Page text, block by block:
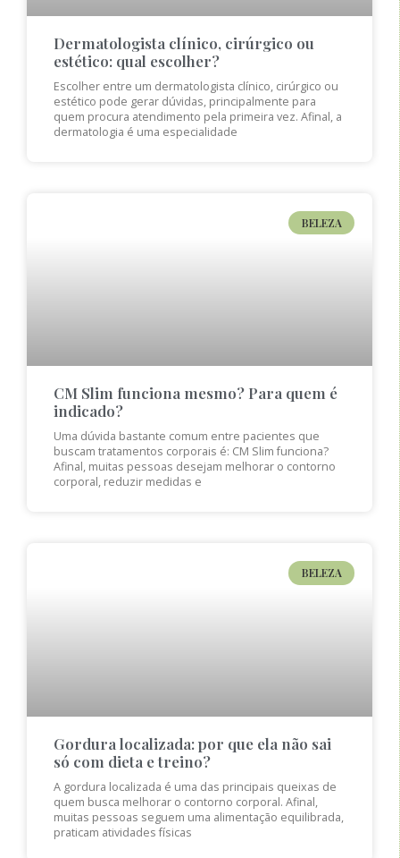
Dermatologista clínico, cirúrgico ou
estético: qual escolher?
Escolher entre um dermatologista clínico, cirúrgico ou
estético pode gerar dúvidas, principalmente para
quem procura atendimento pela primeira vez. Afinal, a
dermatologia é uma especialidade
BELEZA
CM Slim funciona mesmo? Para quem é
indicado?
Uma dúvida bastante comum entre pacientes que
buscam tratamentos corporais é: CM Slim funciona?
Afinal, muitas pessoas desejam melhorar o contorno
corporal, reduzir medidas e
BELEZA
Gordura localizada: por que ela não sai
só com dieta e treino?
A gordura localizada é uma das principais queixas de
quem busca melhorar o contorno corporal. Afinal,
muitas pessoas seguem uma alimentação equilibrada,
praticam atividades físicas